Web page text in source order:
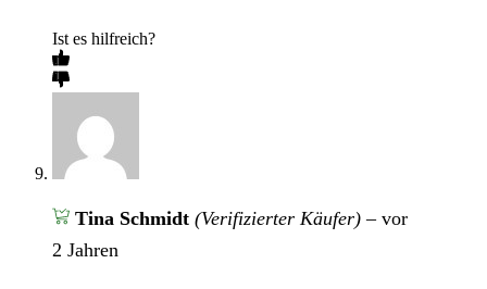
Ist es hilfreich?
Tina Schmidt (Verifizierter Käufer) – vor
2 Jahren